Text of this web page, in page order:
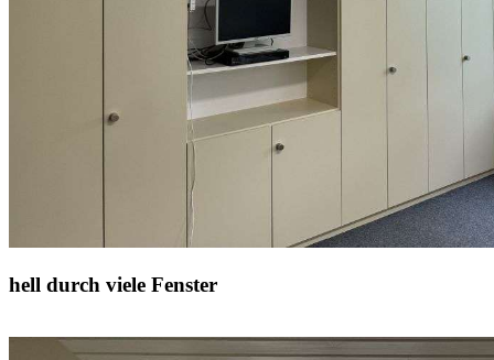
hell durch viele Fenster